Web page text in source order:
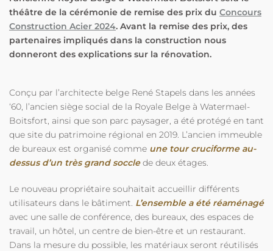
théâtre de la cérémonie de remise des prix du Concours
Construction Acier 2024. Avant la remise des prix, des
partenaires impliqués dans la construction nous
donneront des explications sur la rénovation.
Conçu par l’architecte belge René Stapels dans les années
‘60, l’ancien siège social de la Royale Belge à Watermael-
Boitsfort, ainsi que son parc paysager, a été protégé en tant
que site du patrimoine régional en 2019. L’ancien immeuble
de bureaux est organisé comme une tour cruciforme au-
dessus d’un très grand socclede deux étages.
Le nouveau propriétaire souhaitait accueillir différents
utilisateurs dans le bâtiment. L’ensemble a été réaménagé
avec une salle de conférence, des bureaux, des espaces de
travail, un hôtel, un centre de bien-être et un restaurant.
Dans la mesure du possible, les matériaux seront réutilisés